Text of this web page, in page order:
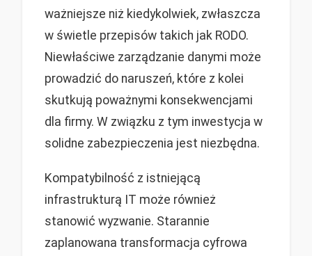
ważniejsze niż kiedykolwiek, zwłaszcza
w świetle przepisów takich jak RODO.
Niewłaściwe zarządzanie danymi może
prowadzić do naruszeń, które z kolei
skutkują poważnymi konsekwencjami
dla firmy. W związku z tym inwestycja w
solidne zabezpieczenia jest niezbędna.
Kompatybilność z istniejącą
infrastrukturą IT może również
stanowić wyzwanie. Starannie
zaplanowana transformacja cyfrowa